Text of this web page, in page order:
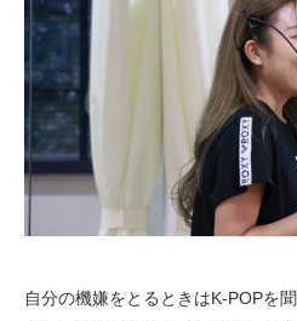
自分の機嫌をとるときはK-POPを